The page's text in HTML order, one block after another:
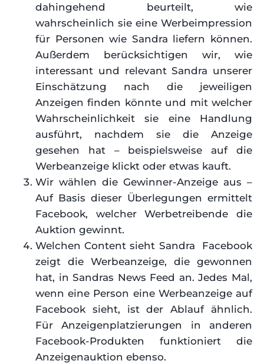
dahingehend beurteilt, wie
wahrscheinlich sie eine Werbeimpression
für Personen wie Sandra liefern können.
Außerdem berücksichtigen wir, wie
interessant und relevant Sandra unserer
Einschätzung nach die jeweiligen
Anzeigen finden könnte und mit welcher
Wahrscheinlichkeit sie eine Handlung
ausführt, nachdem sie die Anzeige
gesehen hat – beispielsweise auf die
Werbeanzeige klickt oder etwas kauft.
Wir wählen die Gewinner-Anzeige aus –
Auf Basis dieser Überlegungen ermittelt
Facebook, welcher Werbetreibende die
Auktion gewinnt.
Welchen Content sieht Sandra Facebook
zeigt die Werbeanzeige, die gewonnen
hat, in Sandras News Feed an. Jedes Mal,
wenn eine Person eine Werbeanzeige auf
Facebook sieht, ist der Ablauf ähnlich.
Für Anzeigenplatzierungen in anderen
Facebook-Produkten funktioniert die
Anzeigenauktion ebenso.